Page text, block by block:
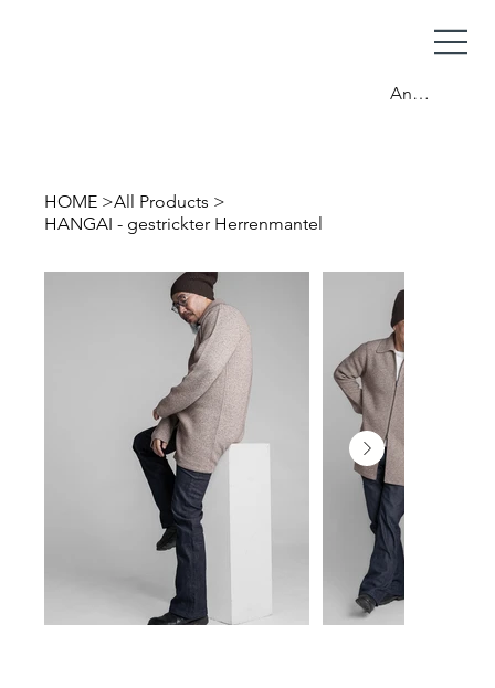
Anmelden
HOME >All Products >
HANGAI - gestrickter Herrenmantel